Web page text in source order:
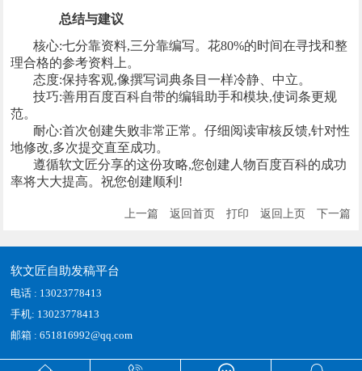
总结与建议
核心:七分靠资料,三分靠编写。花80%的时间在寻找和整
理合格的参考资料上。
态度:保持客观,像撰写词典条目一样冷静、中立。
技巧:善用百度百科自带的编辑助手和模块,使词条更规
范。
耐心:首次创建失败非常正常。仔细阅读审核反馈,针对性
地修改,多次提交直至成功。
遵循软文匠分享的这份攻略,您创建人物百度百科的成功
率将大大提高。祝您创建顺利!
上一篇 返回首页 打印 返回上页 下一篇
软文匠自助发稿平台
电话 : 13023778413
手机: 13023778413
邮箱 : 651816992@qq.com